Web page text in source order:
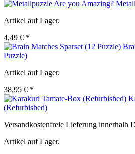
Artikel auf Lager.
4,49 € *
Puzzle)
Artikel auf Lager.
38,95 € *
(Refurbished)
Versandkostenfreie Lieferung innerhalb
Artikel auf Lager.